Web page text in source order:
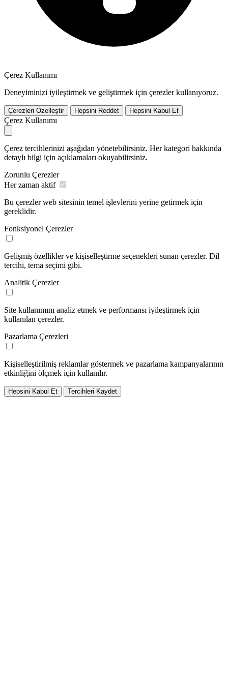
Çerez Kullanımı
Deneyiminizi iyileştirmek ve geliştirmek için çerezler kullanıyoruz.
Çerezleri Özelleştir Hepsini Reddet Hepsini Kabul Et
Çerez Kullanımı
Çerez tercihlerinizi aşağıdan yönetebilirsiniz. Her kategori hakkında
detaylı bilgi için açıklamaları okuyabilirsiniz.
Zorunlu Çerezler
Her zaman aktif
Bu çerezler web sitesinin temel işlevlerini yerine getirmek için
gereklidir.
Fonksiyonel Çerezler
Gelişmiş özellikler ve kişiselleştirme seçenekleri sunan çerezler. Dil
tercihi, tema seçimi gibi.
Analitik Çerezler
Site kullanımını analiz etmek ve performansı iyileştirmek için
kullanılan çerezler.
Pazarlama Çerezleri
Kişiselleştirilmiş reklamlar göstermek ve pazarlama kampanyalarının
etkinliğini ölçmek için kullanılır.
Hepsini Kabul Et Tercihleri Kaydet